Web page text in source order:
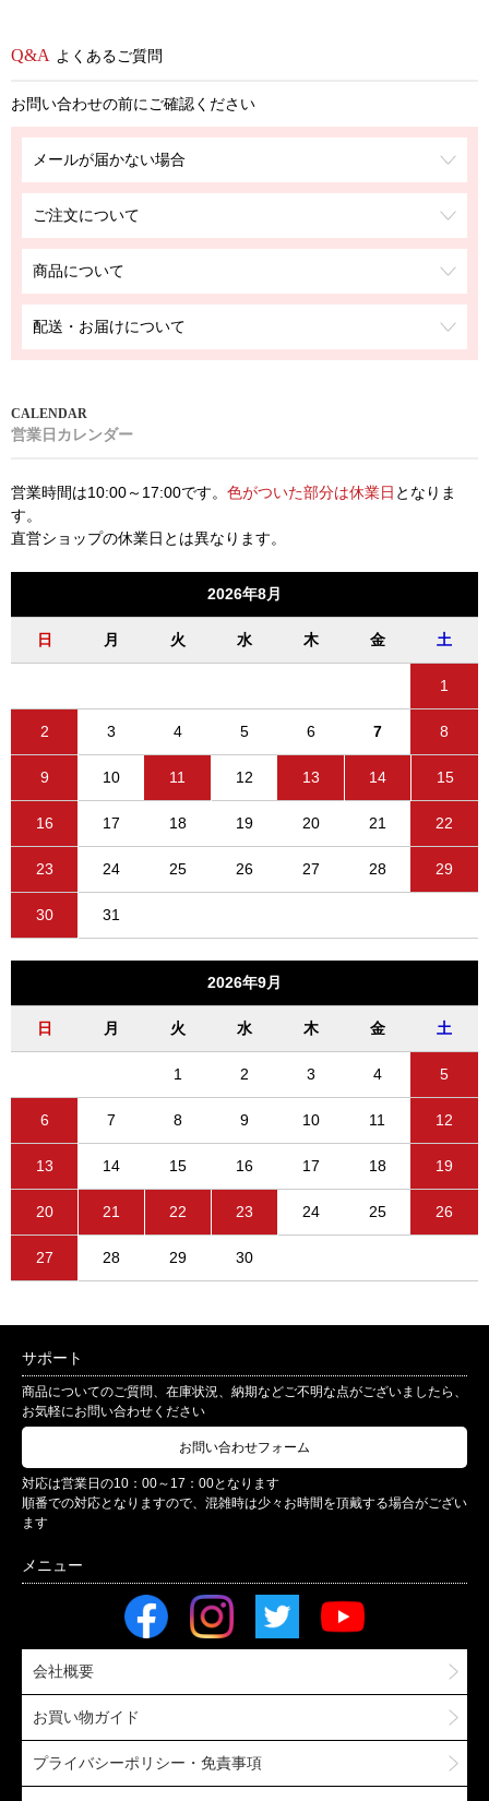
よくあるご質問
お問い合わせの前にご確認ください
メールが届かない場合
ご注文について
商品について
配送・お届けについて
営業日カレンダー
営業時間は10:00～17:00です。 色がついた部分は休業日 となりま
す。
直営ショップの休業日とは異なります。
2026年8月
日 月 火 水 木 金 土
1
2 3 4 5 6 7 8
9 10 11 12 13 14 15
16 17 18 19 20 21 22
23 24 25 26 27 28 29
30 31
2026年9月
日 月 火 水 木 金 土
1 2 3 4 5
6 7 8 9 10 11 12
13 14 15 16 17 18 19
20 21 22 23 24 25 26
27 28 29 30
サポート
商品についてのご質問、在庫状況、納期などご不明な点がございましたら、
お気軽にお問い合わせください
お問い合わせフォーム
対応は営業日の10：00～17：00となります
順番での対応となりますので、混雑時は少々お時間を頂戴する場合がござい
ます
会社概要
お買い物ガイド
プライバシーポリシー・免責事項